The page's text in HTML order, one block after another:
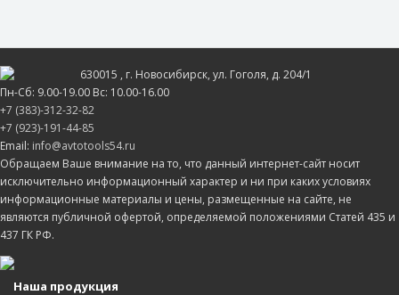
630015 , г. Новосибирск, ул. Гоголя, д. 204/1
Пн-Сб: 9.00-19.00 Вс: 10.00-16.00
+7 (383)-312-32-82
+7 (923)-191-44-85
Email: info@avtotools54.ru
Обращаем Ваше внимание на то, что данный интернет-сайт носит
исключительно информационный характер и ни при каких условиях
информационные материалы и цены, размещенные на сайте, не
являются публичной офертой, определяемой положениями Статей 435 и
437 ГК РФ.
Наша продукция